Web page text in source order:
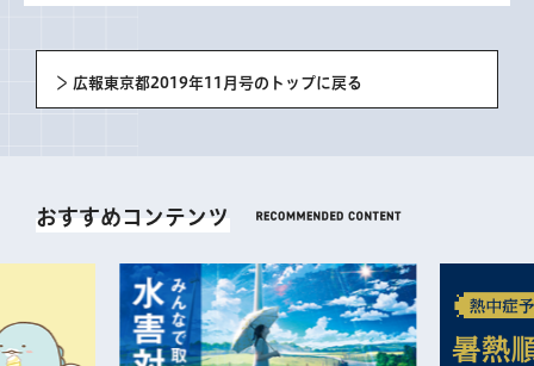
広報東京都2019年11月号のトップに戻る
おすすめコンテンツ